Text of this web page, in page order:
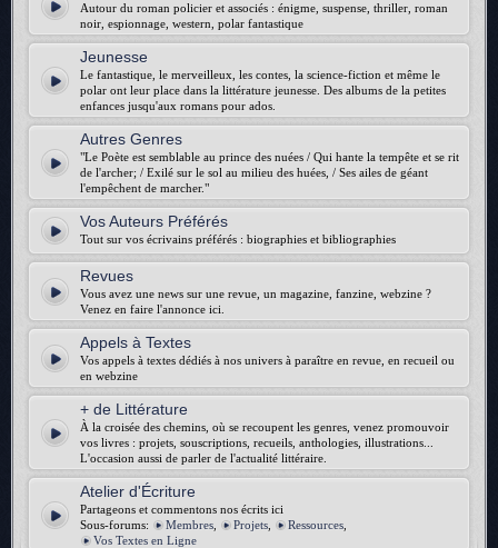
Autour du roman policier et associés : énigme, suspense, thriller, roman
noir, espionnage, western, polar fantastique
Jeunesse
Le fantastique, le merveilleux, les contes, la science-fiction et même le
polar ont leur place dans la littérature jeunesse. Des albums de la petites
enfances jusqu'aux romans pour ados.
Autres Genres
"Le Poète est semblable au prince des nuées / Qui hante la tempête et se rit
de l'archer; / Exilé sur le sol au milieu des huées, / Ses ailes de géant
l'empêchent de marcher."
Vos Auteurs Préférés
Tout sur vos écrivains préférés : biographies et bibliographies
Revues
Vous avez une news sur une revue, un magazine, fanzine, webzine ?
Venez en faire l'annonce ici.
Appels à Textes
Vos appels à textes dédiés à nos univers à paraître en revue, en recueil ou
en webzine
+ de Littérature
À la croisée des chemins, où se recoupent les genres, venez promouvoir
vos livres : projets, souscriptions, recueils, anthologies, illustrations...
L'occasion aussi de parler de l'actualité littéraire.
Atelier d'Écriture
Partageons et commentons nos écrits ici
Sous-forums:
Membres Projets Ressources
Vos Textes en Ligne